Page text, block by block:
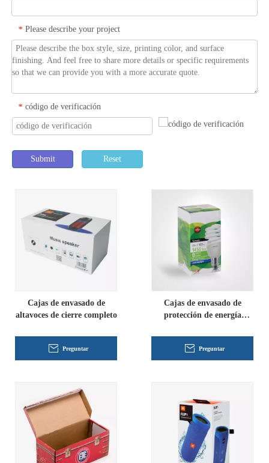
* Please describe your project
* código de verificación
Submit Reset
Cajas de envasado de
altavoces de cierre completo
Preguntar
Cajas de envasado de
protección de energía
Preguntar